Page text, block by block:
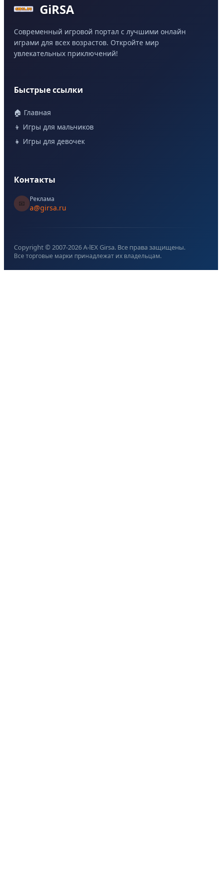
GiRSA
Современный игровой портал с лучшими онлайн
играми для всех возрастов. Откройте мир
увлекательных приключений!
Быстрые ссылки
🏠 Главная
👦 Игры для мальчиков
👧 Игры для девочек
Контакты
📧
Реклама
a@girsa.ru
Copyright © 2007-2026A-lEX Girsa. Все права защищены.
Все торговые марки принадлежат их владельцам.